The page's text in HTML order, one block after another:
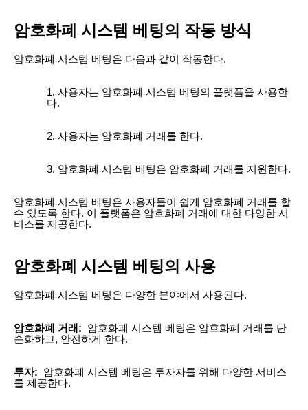
암호화폐 시스템 베팅의 작동 방식
암호화폐 시스템 베팅은 다음과 같이 작동한다.
사용자는 암호화폐 시스템 베팅의 플랫폼을 사용한
다.
사용자는 암호화폐 거래를 한다.
암호화폐 시스템 베팅은 암호화폐 거래를 지원한다.
암호화폐 시스템 베팅은 사용자들이 쉽게 암호화폐 거래를 할
수 있도록 한다. 이 플랫폼은 암호화폐 거래에 대한 다양한 서
비스를 제공한다.
암호화폐 시스템 베팅의 사용
암호화폐 시스템 베팅은 다양한 분야에서 사용된다.
암호화폐 거래:
암호화폐 시스템 베팅은 암호화폐 거래를 단
순화하고, 안전하게 한다.
투자:
암호화폐 시스템 베팅은 투자자를 위해 다양한 서비스
를 제공한다.